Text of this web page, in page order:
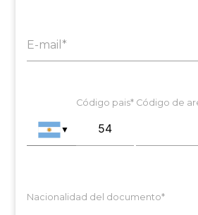
E-mail*
▼
Código pais* Código de
Nacionalidad del documento*